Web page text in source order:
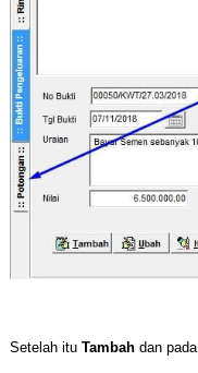
Setelah itu Tambahdan pada